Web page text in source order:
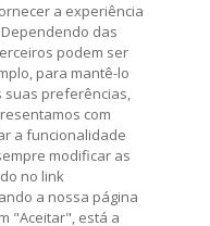
informações e
a missão de mantê-lo
universo da tecnologia.
a experiência
das
podem ser
para mantê-lo
suas preferências,
com
a funcionalidade
modificar as
no link
a nossa página
"Aceitar", está a